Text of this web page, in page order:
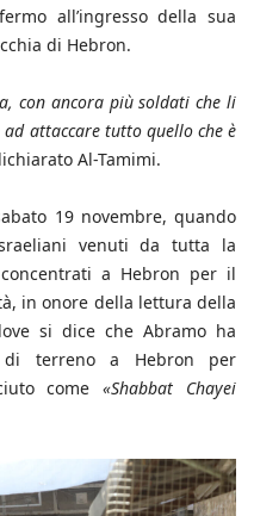
all’ingresso della sua
di Hebron.
con ancora più soldati che li
attaccare tutto quello che è
Al-Tamimi.
19 novembre, quando
venuti da tutta la
a Hebron per il
in onore della lettura della
si dice che Abramo ha
di terreno a Hebron per
come«Shabbat Chayei